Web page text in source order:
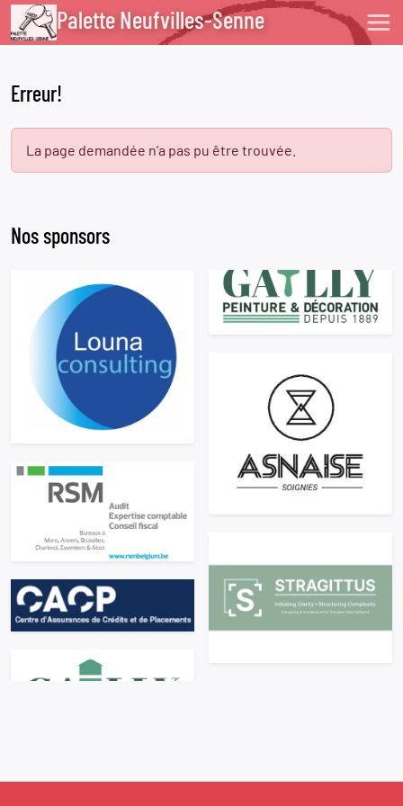
Palette Neufvilles-Senne
Erreur!
La page demandée n’a pas pu être trouvée.
Nos sponsors